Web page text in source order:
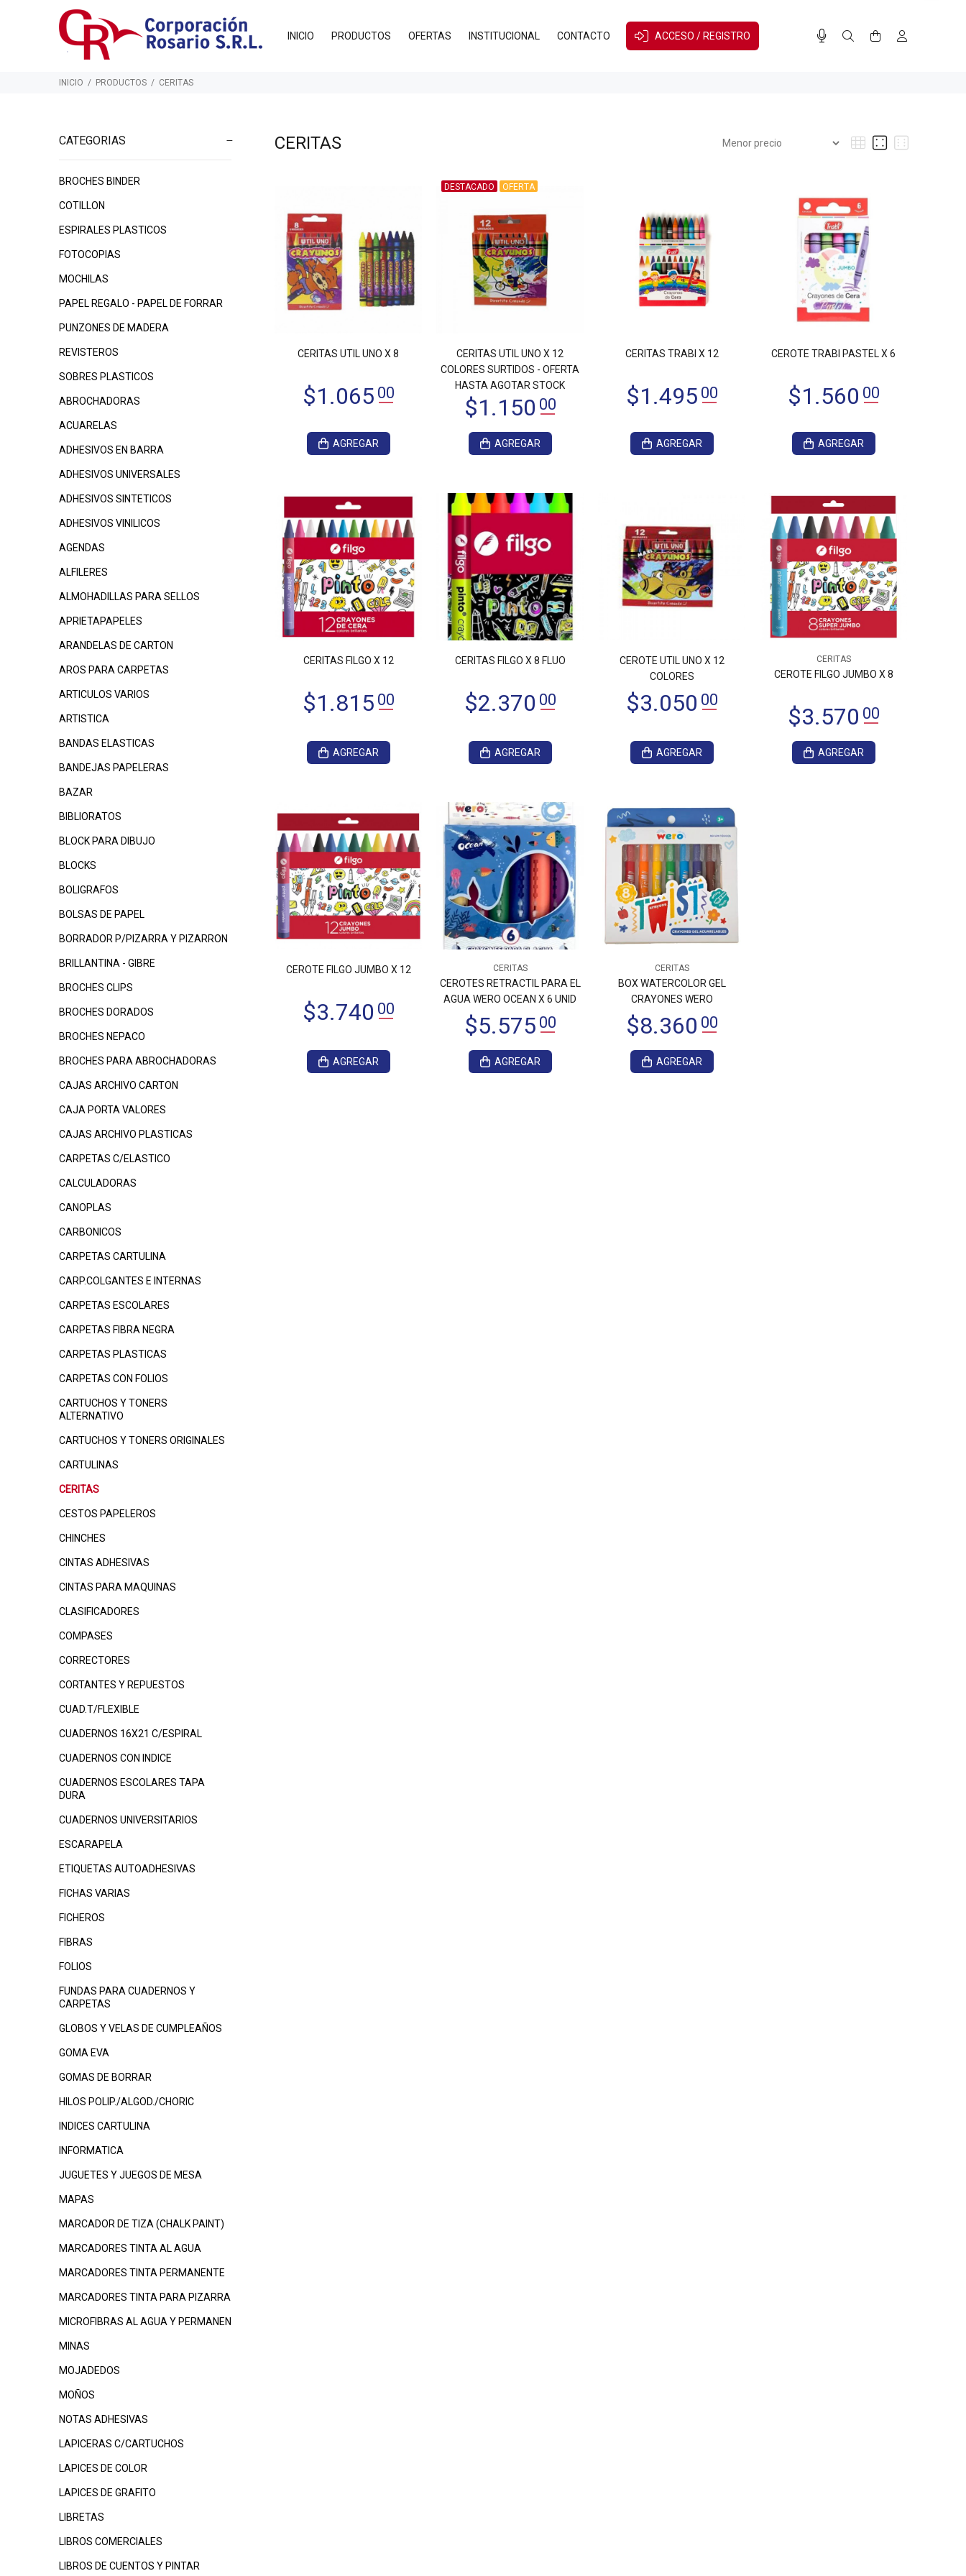
INICIO PRODUCTOS OFERTAS INSTITUCIONAL CONTACTO ACCESO / REGISTRO
INICIO PRODUCTOS CERITAS
CATEGORIAS
BROCHES BINDER
COTILLON
ESPIRALES PLASTICOS
FOTOCOPIAS
MOCHILAS
PAPEL REGALO - PAPEL DE FORRAR
PUNZONES DE MADERA
REVISTEROS
SOBRES PLASTICOS
ABROCHADORAS
ACUARELAS
ADHESIVOS EN BARRA
ADHESIVOS UNIVERSALES
ADHESIVOS SINTETICOS
ADHESIVOS VINILICOS
AGENDAS
ALFILERES
ALMOHADILLAS PARA SELLOS
APRIETAPAPELES
ARANDELAS DE CARTON
AROS PARA CARPETAS
ARTICULOS VARIOS
ARTISTICA
BANDAS ELASTICAS
BANDEJAS PAPELERAS
BAZAR
BIBLIORATOS
BLOCK PARA DIBUJO
BLOCKS
BOLIGRAFOS
BOLSAS DE PAPEL
BORRADOR P/PIZARRA Y PIZARRON
BRILLANTINA - GIBRE
BROCHES CLIPS
BROCHES DORADOS
BROCHES NEPACO
BROCHES PARA ABROCHADORAS
CAJAS ARCHIVO CARTON
CAJA PORTA VALORES
CAJAS ARCHIVO PLASTICAS
CARPETAS C/ELASTICO
CALCULADORAS
CANOPLAS
CARBONICOS
CARPETAS CARTULINA
CARP.COLGANTES E INTERNAS
CARPETAS ESCOLARES
CARPETAS FIBRA NEGRA
CARPETAS PLASTICAS
CARPETAS CON FOLIOS
CARTUCHOS Y TONERS
ALTERNATIVO
CARTUCHOS Y TONERS ORIGINALES
CARTULINAS
CERITAS
CESTOS PAPELEROS
CHINCHES
CINTAS ADHESIVAS
CINTAS PARA MAQUINAS
CLASIFICADORES
COMPASES
CORRECTORES
CORTANTES Y REPUESTOS
CUAD.T/FLEXIBLE
CUADERNOS 16X21 C/ESPIRAL
CUADERNOS CON INDICE
CUADERNOS ESCOLARES TAPA
DURA
CUADERNOS UNIVERSITARIOS
ESCARAPELA
ETIQUETAS AUTOADHESIVAS
FICHAS VARIAS
FICHEROS
FIBRAS
FOLIOS
FUNDAS PARA CUADERNOS Y
CARPETAS
GLOBOS Y VELAS DE CUMPLEAÑOS
GOMA EVA
GOMAS DE BORRAR
HILOS POLIP./ALGOD./CHORIC
INDICES CARTULINA
INFORMATICA
JUGUETES Y JUEGOS DE MESA
MAPAS
MARCADOR DE TIZA (CHALK PAINT)
MARCADORES TINTA AL AGUA
MARCADORES TINTA PERMANENTE
MARCADORES TINTA PARA PIZARRA
MICROFIBRAS AL AGUA Y PERMANEN
MINAS
MOJADEDOS
MOÑOS
NOTAS ADHESIVAS
LAPICERAS C/CARTUCHOS
LAPICES DE COLOR
LAPICES DE GRAFITO
LIBRETAS
LIBROS COMERCIALES
LIBROS DE CUENTOS Y PINTAR
CERITAS
CERITAS UTIL UNO X 8
AGREGAR
DESTACADO OFERTA
CERITAS UTIL UNO X 12
COLORES SURTIDOS - OFERTA
HASTA AGOTAR STOCK
AGREGAR
CERITAS TRABI X 12
AGREGAR
CEROTE TRABI PASTEL X 6
AGREGAR
CERITAS FILGO X 12
AGREGAR
CERITAS FILGO X 8 FLUO
AGREGAR
CEROTE UTIL UNO X 12
COLORES
$3.05000
AGREGAR
CERITAS
CEROTE FILGO JUMBO X 8
$3.570
AGREGAR
CEROTE FILGO JUMBO X 12
$3.740
AGREGAR
CERITAS
CEROTES RETRACTIL PARA EL
AGUA WERO OCEAN X 6 UNID
AGREGAR
CERITAS
BOX WATERCOLOR GEL
CRAYONES WERO
$8.36000
AGREGAR